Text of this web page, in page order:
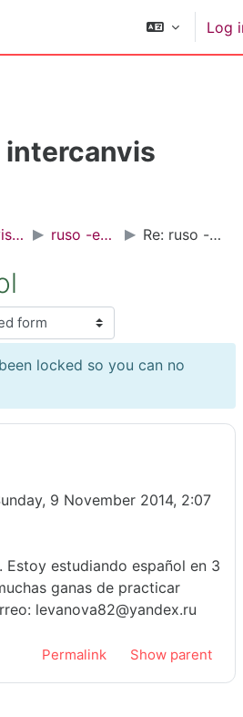
Log
intercanvis
Fòrum per a intercanvis lingüístics ruso -español Re: ruso -español
locked so you can no
9 November 2014, 2:07
Estoy estudiando español en 3
ganas de practicar
levanova82@yandex.ru
Permalink Show parent